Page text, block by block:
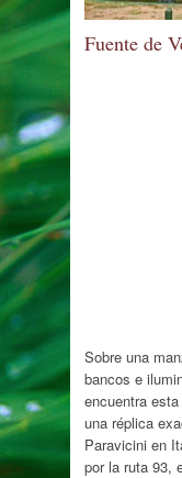
Fuente de
Sobre una
bancos e
encuentra
una réplica
Paravicini en
por la ruta 93,